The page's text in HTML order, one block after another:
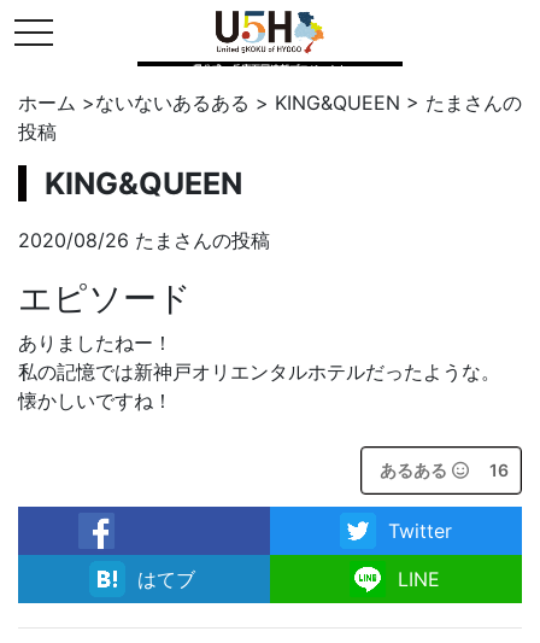
toggle navigation
県公式・兵庫五国連邦プロジェクト
ホーム >ないないあるある > KING&QUEEN > たま さんの
投稿
KING&QUEEN
2020/08/26 たまさんの投稿
エピソード
ありましたねー！
私の記憶では新神戸オリエンタルホテルだったような。
懐かしいですね！
あるある 16
facebook
Twitter
はてブ
LINE